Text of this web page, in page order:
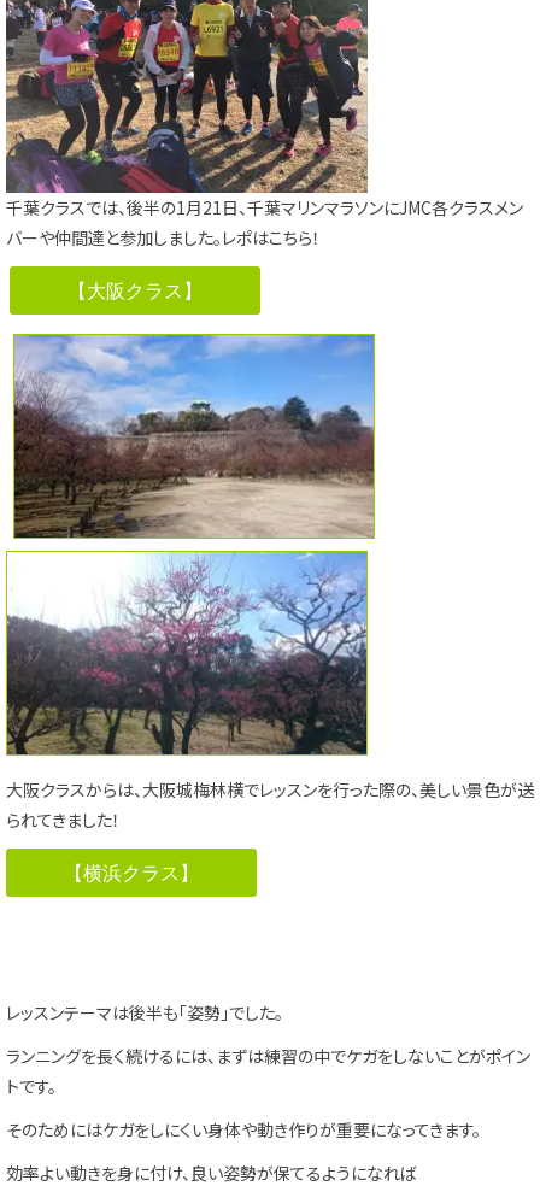
千葉クラスでは、後半の1月21日、千葉マリンマラソンにJMC各クラスメン
バーや仲間達と参加しました。 レポはこちら！
【大阪クラス】
大阪クラスからは、大阪城梅林横でレッスンを行った際の、美しい景色が送
られてきました！
【横浜クラス】
レッスンテーマは後半も「姿勢」でした。
ランニングを長く続けるには、まずは練習の中でケガをしないことがポイン
トです。
そのためにはケガをしにくい身体や動き作りが重要になってきます。
効率よい動きを身に付け、良い姿勢が保てるようになれば